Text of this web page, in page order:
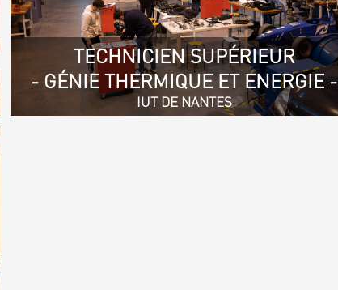
TECHNICIEN SUPÉRIEUR
- GÉNIE THERMIQUE ET ENERGIE -
IUT DE NANTES